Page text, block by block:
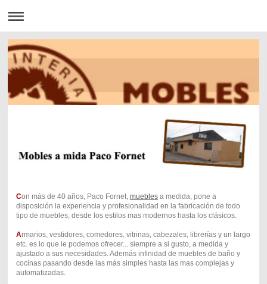
Con más de 40 años, Paco Fornet, mueblesa medida, pone a
disposición la experiencia y profesionalidad en la fabricación de todo
tipo de muebles, desde los estilos mas modernos hasta los clásicos.
Armarios, vestidores, comedores, vitrinas, cabezales, librerías y un largo
etc. es lo que le podemos ofrecer... siempre a si gusto, a medida y
ajustado a sus necesidades. Además infinidad de muebles de baño y
cocinas pasando desde las más simples hasta las mas complejas y
automatizadas.